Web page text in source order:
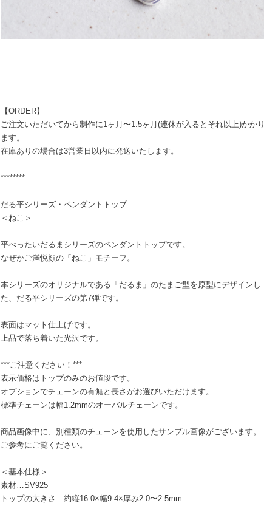
【ORDER】
ご注文いただいてから制作に1ヶ月〜1.5ヶ月(連休が入るとそれ以上)かかり
ます。
在庫ありの場合は3営業日以内に発送いたします。
********
だる平シリーズ・ペンダントトップ
＜ねこ＞
平べったいだるまシリーズのペンダントトップです。
なぜかご満悦顔の「ねこ」モチーフ。
本シリーズのオリジナルである「だるま」のたまご型を原型にデザインし
た、だる平シリーズの第7弾です。
表面はマット仕上げです。
上品で落ち着いた光沢です。
***ご注意ください！***
表示価格はトップのみのお値段です。
オプションでチェーンの有無と長さがお選びいただけます。
標準チェーンは幅1.2mmのオーバルチェーンです。
商品画像中に、別種類のチェーンを使用したサンプル画像がございます。
ご参考にご覧ください。
＜基本仕様＞
素材…SV925
トップの大きさ…約縦16.0×幅9.4×厚み2.0〜2.5mm